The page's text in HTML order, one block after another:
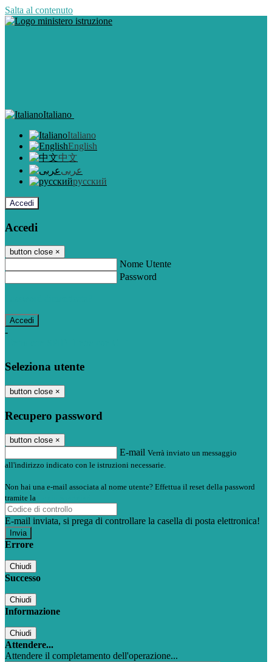
Salta al contenuto
Italiano
Italiano
English
中文
عربى
русский
Accedi
Accedi
button close ×
Nome Utente
Password
-
Seleziona utente
button close ×
Recupero password
button close ×
E-mail Verrà inviato un messaggio
all'indirizzo indicato con le istruzioni necessarie.
Non hai una e-mail associata al nome utente? Effettua il reset della password
tramite la
E-mail inviata, si prega di controllare la casella di posta elettronica!
Errore
Chiudi
Successo
Chiudi
Informazione
Chiudi
Attendere...
Attendere il completamento dell'operazione...